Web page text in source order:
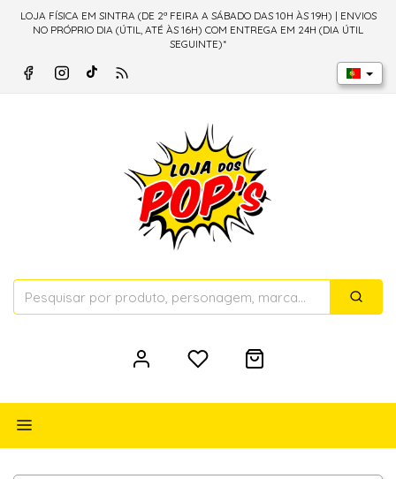
LOJA FÍSICA EM SINTRA (DE 2ª FEIRA A SÁBADO DAS 10H ÀS 19H) | ENVIOS
NO PRÓPRIO DIA (ÚTIL, ATÉ ÀS 16H) COM ENTREGA EM 24H (DIA ÚTIL
SEGUINTE)*
Alternar